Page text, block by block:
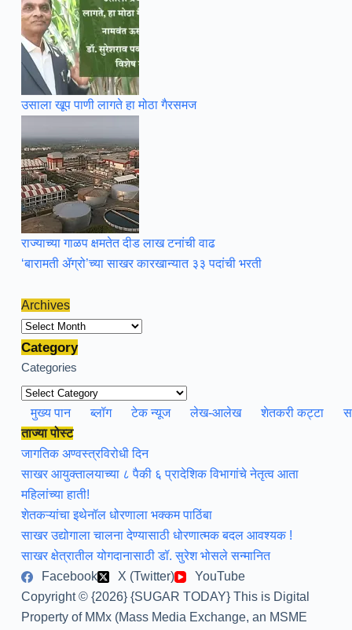
उसाला खूप पाणी लागते हा मोठा गैरसमज
राज्याच्या गाळप क्षमतेत दीड लाख टनांची वाढ
‘बारामती ॲग्रो’च्या साखर कारखान्यात ३३ पदांची भरती
Archives
Archives
Category
Categories
मुख्य पान ब्लॉग टेक न्यूज लेख-आलेख शेतकरी कट्टा
ताज्या पोस्ट
जागतिक अण्वस्त्रविरोधी दिन
साखर आयुक्तालयाच्या ८ पैकी ६ प्रादेशिक विभागांचे नेतृत्व आता
महिलांच्या हाती!
शेतकऱ्यांचा इथेनॉल धोरणाला भक्कम पाठिंबा
साखर उद्योगाला चालना देण्यासाठी धोरणात्मक बदल आवश्यक !
साखर क्षेत्रातील योगदानासाठी डॉ. सुरेश भोसले सन्मानित
Facebook
X (Twitter)
YouTube
Copyright © {2026} {SUGAR TODAY} This is Digital
Property of MMx (Mass Media Exchange, an MSME